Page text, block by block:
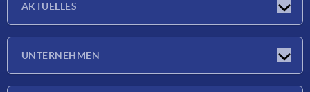
AKTUELLES
UNTERNEHMEN